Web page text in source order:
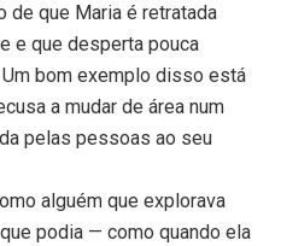
de que Maria é retratada
e que desperta pouca
bom exemplo disso está
a mudar de área num
pelas pessoas ao seu
alguém que explorava
podia — como quando ela